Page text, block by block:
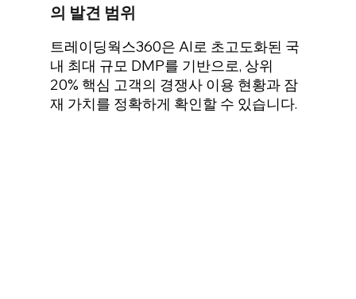
의 발견 범위
트레이딩웍스360은 AI로 초고도화된 국
내 최대 규모 DMP를 기반으로, 상위
20% 핵심 고객의 경쟁사 이용 현황과 잠
재 가치를 정확하게 확인할 수 있습니다.